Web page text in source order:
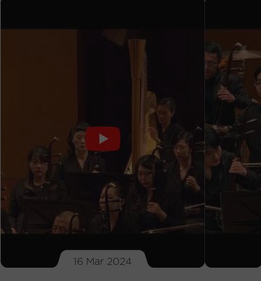
16 Mar 2024